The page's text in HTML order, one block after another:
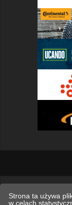
Strona ta używa
w celach